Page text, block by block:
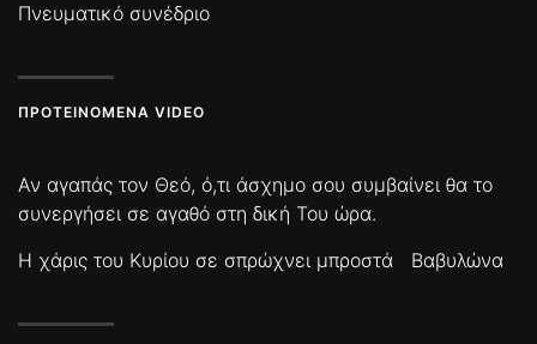
Πνευματικό συνέδριο
ΠΡΟΤΕΙΝΌΜΕΝΑ VIDEO
Αν αγαπάς τον Θεό, ό,τι άσχημο σου συμβαίνει θα το
συνεργήσει σε αγαθό στη δική Του ώρα.
Η χάρις του Κυρίου σε σπρώχνει μπροστά
Βαβυλώνα